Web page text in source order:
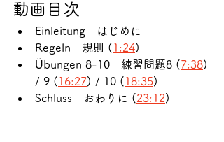
動画目次
Einleitung　はじめに
Regeln　規則 (1:24)
Übungen 8-10　練習問題8 (7:38)
/ 9 (16:27) / 10 (18:35)
Schluss　おわりに (23:12)